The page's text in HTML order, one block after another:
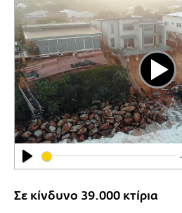
Play
Play
Σε κίνδυνο 39.000 κτίρια